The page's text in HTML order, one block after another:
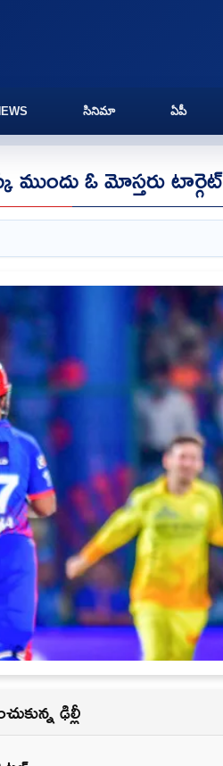
సినిమా ఏపీ
ముందు ఓ మోస్తరు టార్గెట్
ఢిల్లీ